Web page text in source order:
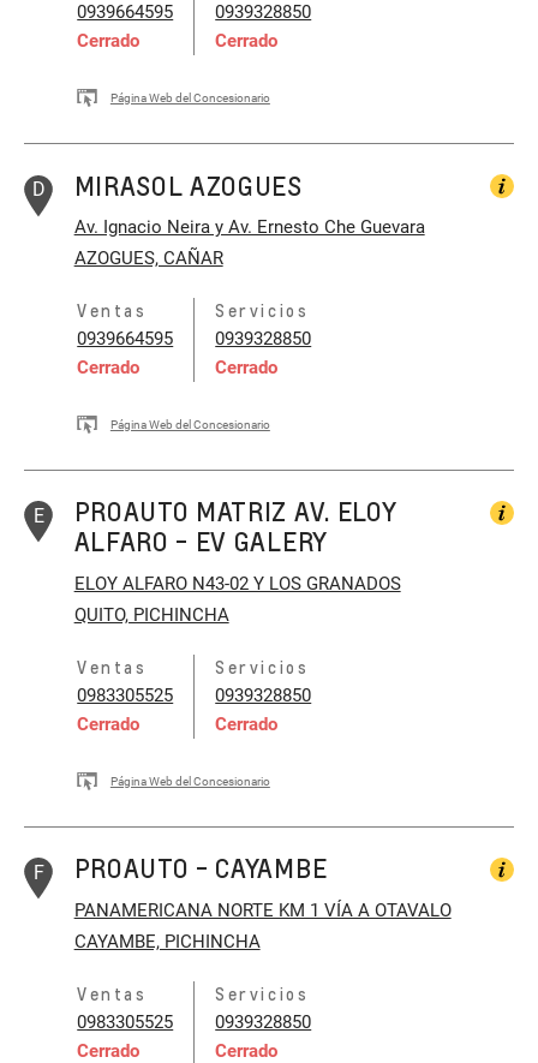
0939664595
Cerrado
0939328850
Cerrado
Página Web del Concesionario
D MIRASOL AZOGUES
Av. Ignacio Neira y Av. Ernesto Che Guevara
AZOGUES, CAÑAR
Ventas
0939664595
Cerrado
Servicios
0939328850
Cerrado
Página Web del Concesionario
E
PROAUTO MATRIZ AV. ELOY
ALFARO - EV GALERY
ELOY ALFARO N43-02 Y LOS GRANADOS
QUITO, PICHINCHA
Ventas
0983305525
Cerrado
Servicios
0939328850
Cerrado
Página Web del Concesionario
F PROAUTO - CAYAMBE
PANAMERICANA NORTE KM 1 VÍA A OTAVALO
CAYAMBE, PICHINCHA
Ventas
0983305525
Cerrado
Servicios
0939328850
Cerrado